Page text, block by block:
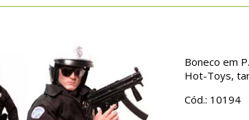
Boneco em
Hot-Toys,
Cód.: 10194